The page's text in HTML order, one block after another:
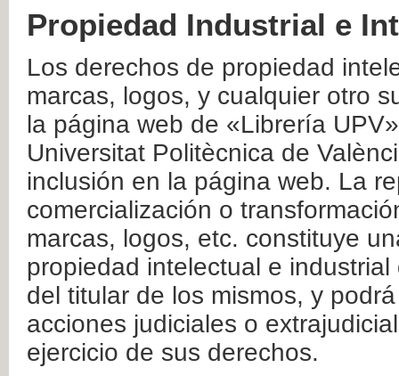
Propiedad Industrial e
Los derechos de propiedad
marcas, logos, y cualquier otro
la página web de «Librería
Universitat Politècnica de
inclusión en la página web. La
comercialización o
marcas, logos, etc. constituye
propiedad intelectual e
del titular de los mismos, y
acciones judiciales o
ejercicio de sus derechos.